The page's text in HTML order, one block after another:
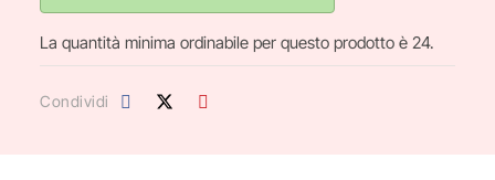
La quantità minima ordinabile per questo prodotto è 24.
Condividi